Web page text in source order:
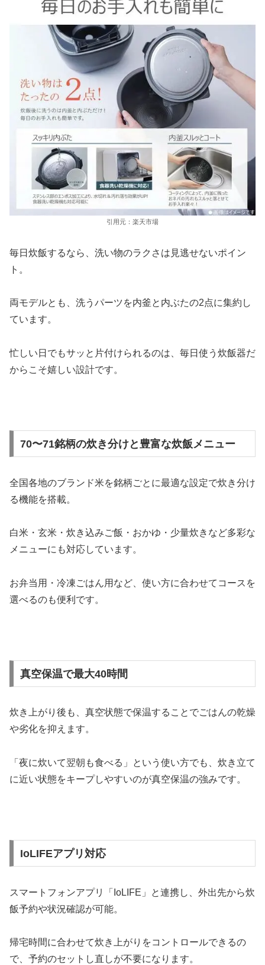
引用元：楽天市場
毎日炊飯するなら、洗い物のラクさは見逃せないポイン
ト。
両モデルとも、洗うパーツを内釜と内ぶたの2点に集約し
ています。
忙しい日でもサッと片付けられるのは、毎日使う炊飯器だ
からこそ嬉しい設計です。
70〜71銘柄の炊き分けと豊富な炊飯メニュー
全国各地のブランド米を銘柄ごとに最適な設定で炊き分け
る機能を搭載。
白米・玄米・炊き込みご飯・おかゆ・少量炊きなど多彩な
メニューにも対応しています。
お弁当用・冷凍ごはん用など、使い方に合わせてコースを
選べるのも便利です。
真空保温で最大40時間
炊き上がり後も、真空状態で保温することでごはんの乾燥
や劣化を抑えます。
「夜に炊いて翌朝も食べる」という使い方でも、炊き立て
に近い状態をキープしやすいのが真空保温の強みです。
IoLIFEアプリ対応
スマートフォンアプリ「IoLIFE」と連携し、外出先から炊
飯予約や状況確認が可能。
帰宅時間に合わせて炊き上がりをコントロールできるの
で、予約のセットし直しが不要になります。